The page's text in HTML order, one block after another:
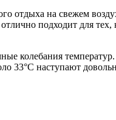
отдыха на свежем
подходит для
колебания
33°C наступают